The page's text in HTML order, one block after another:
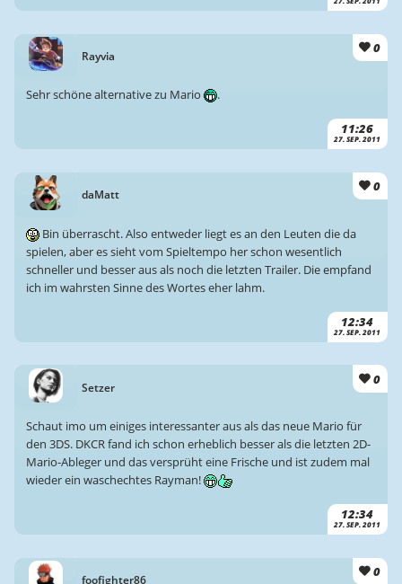
Rayvia
0
11:26
27. SEP. 2011
Sehr schöne alternative zu Mario .
daMatt
0
12:34
27. SEP. 2011
Bin überrascht. Also entweder liegt es an den Leuten die da
spielen, aber es sieht vom Spieltempo her schon wesentlich
schneller und besser aus als noch die letzten Trailer. Die empfand
ich im wahrsten Sinne des Wortes eher lahm.
Setzer
0
12:34
27. SEP. 2011
Schaut imo um einiges interessanter aus als das neue Mario für
den 3DS. DKCR fand ich schon erheblich besser als die letzten 2D-
Mario-Ableger und das versprüht eine Frische und ist zudem mal
wieder ein waschechtes Rayman!
foofighter86
0